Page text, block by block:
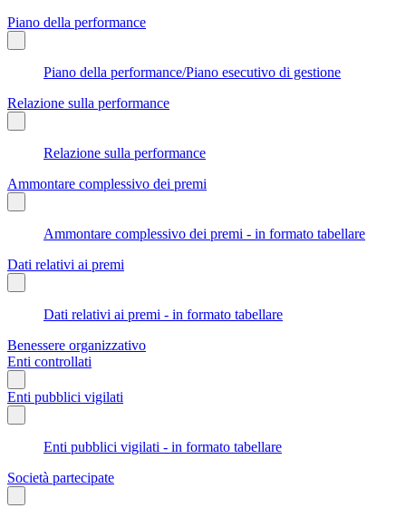
Piano della performance
Piano della performance/Piano esecutivo di gestione
Relazione sulla performance
Relazione sulla performance
Ammontare complessivo dei premi
Ammontare complessivo dei premi - in formato tabellare
Dati relativi ai premi
Dati relativi ai premi - in formato tabellare
Benessere organizzativo
Enti controllati
Enti pubblici vigilati
Enti pubblici vigilati - in formato tabellare
Società partecipate